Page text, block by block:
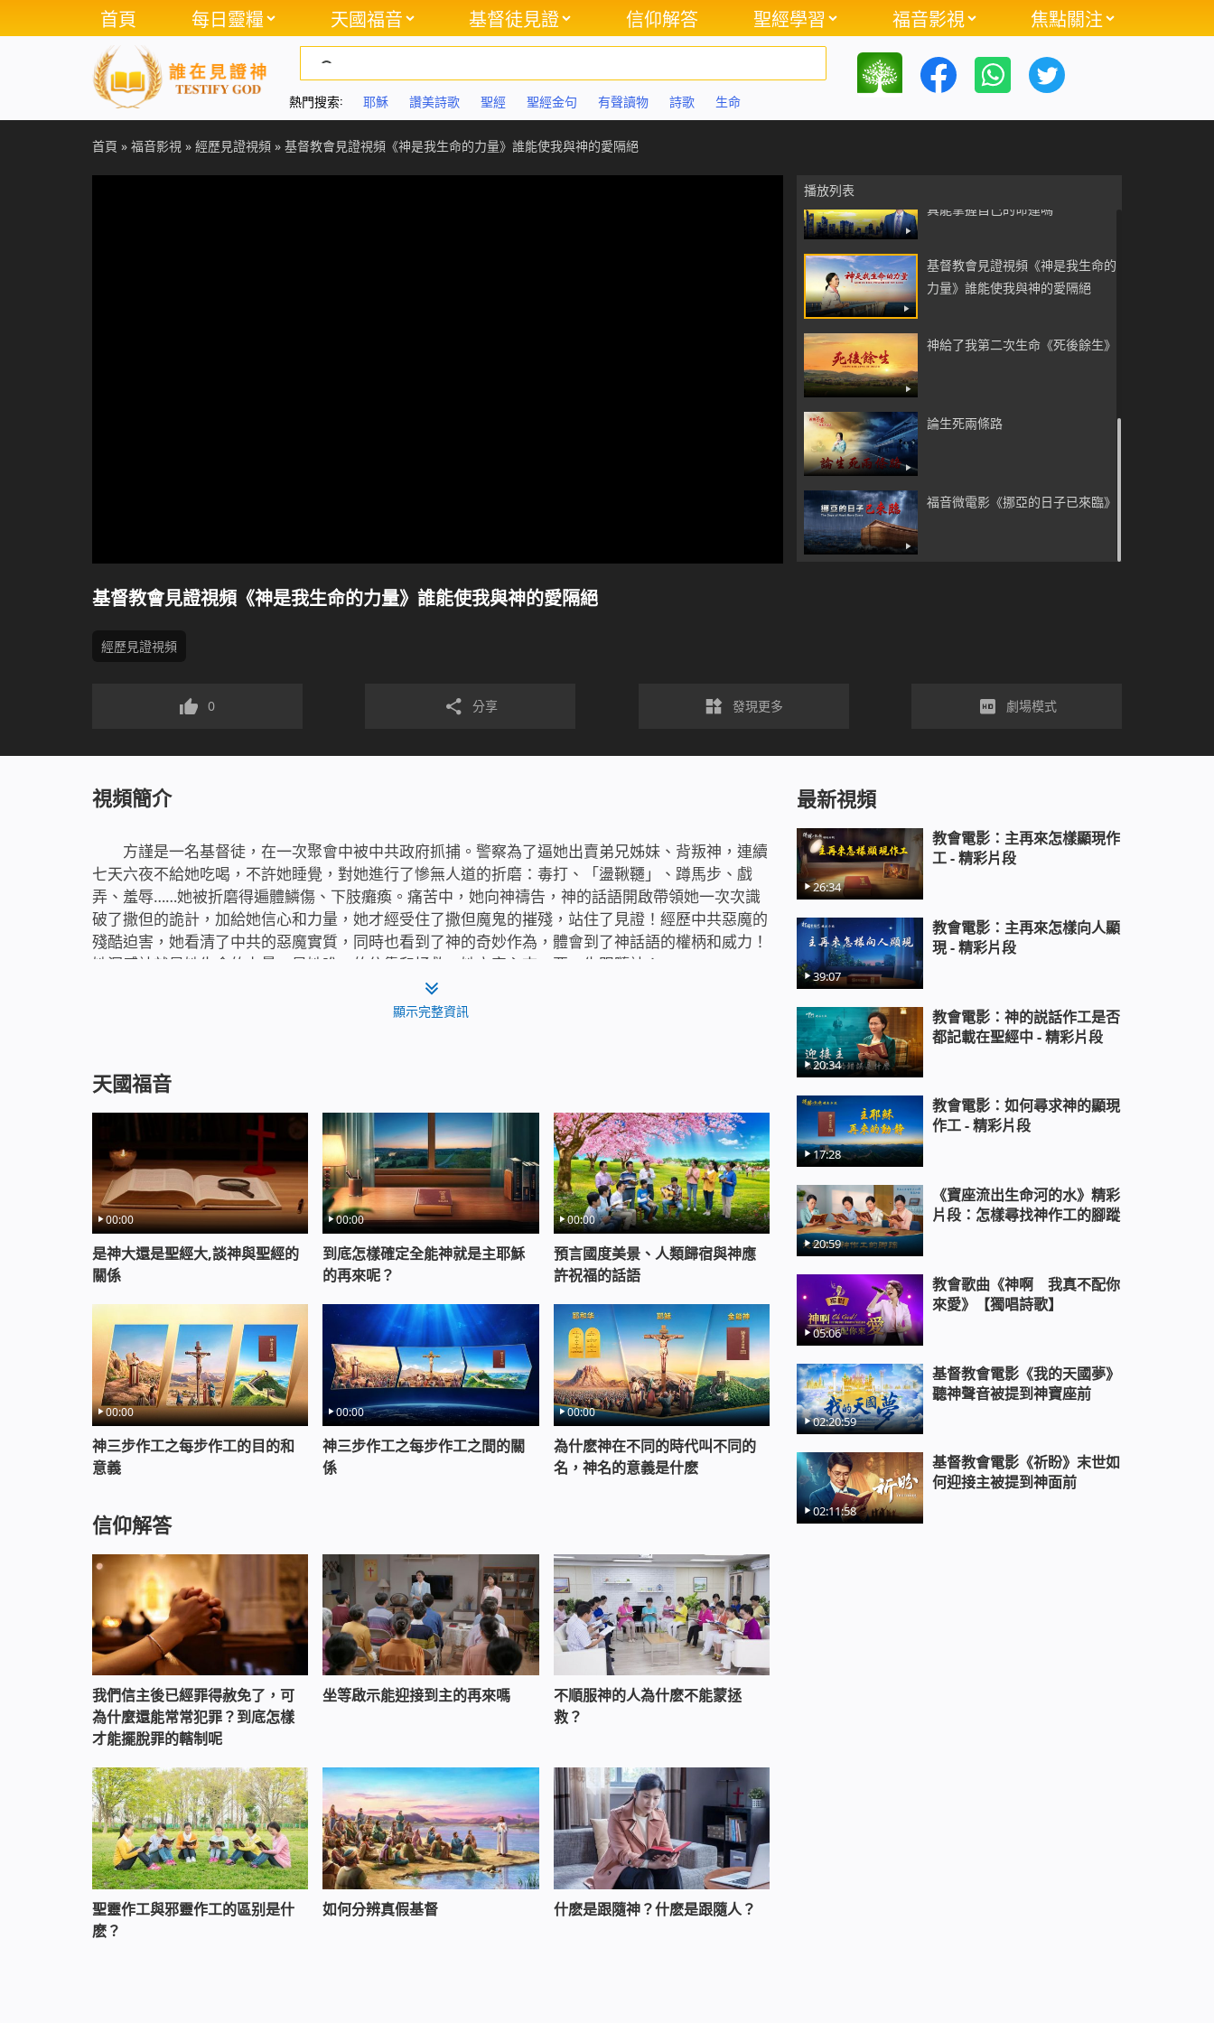
首頁 每日靈糧 天國福音 基督徒見證 信仰解答 聖經學習 福音影視 焦點關注
熱門搜索: 耶穌 讚美詩歌 聖經 聖經金句 有聲讀物 詩歌 生命
首頁 » 福音影視 » 經歷見證視頻 » 基督教會見證視頻《神是我生命的力量》誰能使我與神的愛隔絕
播放列表
基督教會視頻《脫去地位「枷鎖」
真能掌握自己的命運嗎
基督教會見證視頻《神是我生命的
力量》誰能使我與神的愛隔絕
神給了我第二次生命《死後餘生》
論生死兩條路
福音微電影《挪亞的日子已來臨》
基督教會見證視頻《神是我生命的力量》誰能使我與神的愛隔絕
經歷見證視頻
0 分享 發現更多 劇場模式
視頻簡介
方謹是一名基督徒，在一次聚會中被中共政府抓捕。警察為了逼她出賣弟兄姊妹、背叛神，連續
七天六夜不給她吃喝，不許她睡覺，對她進行了慘無人道的折磨：毒打、「盪鞦韆」、蹲馬步、戲
弄、羞辱……她被折磨得遍體鱗傷、下肢癱瘓。痛苦中，她向神禱告，神的話語開啟帶領她一次次識
破了撒但的詭計，加給她信心和力量，她才經受住了撒但魔鬼的摧殘，站住了見證！經歷中共惡魔的
殘酷迫害，她看清了中共的惡魔實質，同時也看到了神的奇妙作為，體會到了神話語的權柄和威力！
她深感神就是她生命的力量，是她唯一的依靠和拯救，她立定心志，要一生跟隨神！
顯示完整資訊
天國福音
00:00
是神大還是聖經大,談神與聖經的
關係
00:00
到底怎樣確定全能神就是主耶穌
的再來呢？
00:00
預言國度美景、人類歸宿與神應
許祝福的話語
00:00
神三步作工之每步作工的目的和
意義
00:00
神三步作工之每步作工之間的關
係
00:00
為什麽神在不同的時代叫不同的
名，神名的意義是什麽
信仰解答
我們信主後已經罪得赦免了，可
為什麼還能常常犯罪？到底怎樣
才能擺脫罪的轄制呢
坐等啟示能迎接到主的再來嗎
不順服神的人為什麽不能蒙拯
救？
聖靈作工與邪靈作工的區别是什
麽？
如何分辨真假基督 什麽是跟隨神？什麽是跟隨人？
最新視頻
26:34
教會電影：主再來怎樣顯現作
工 - 精彩片段
39:07
教會電影：主再來怎樣向人顯
現 - 精彩片段
20:34
教會電影：神的説話作工是否
都記載在聖經中 - 精彩片段
17:28
教會電影：如何尋求神的顯現
作工 - 精彩片段
20:59
《寶座流出生命河的水》精彩
片段：怎樣尋找神作工的腳蹤
05:06
教會歌曲《神啊 我真不配你
來愛》【獨唱詩歌】
02:20:59
基督教會電影《我的天國夢》
聽神聲音被提到神寶座前
02:11:58
基督教會電影《祈盼》末世如
何迎接主被提到神面前